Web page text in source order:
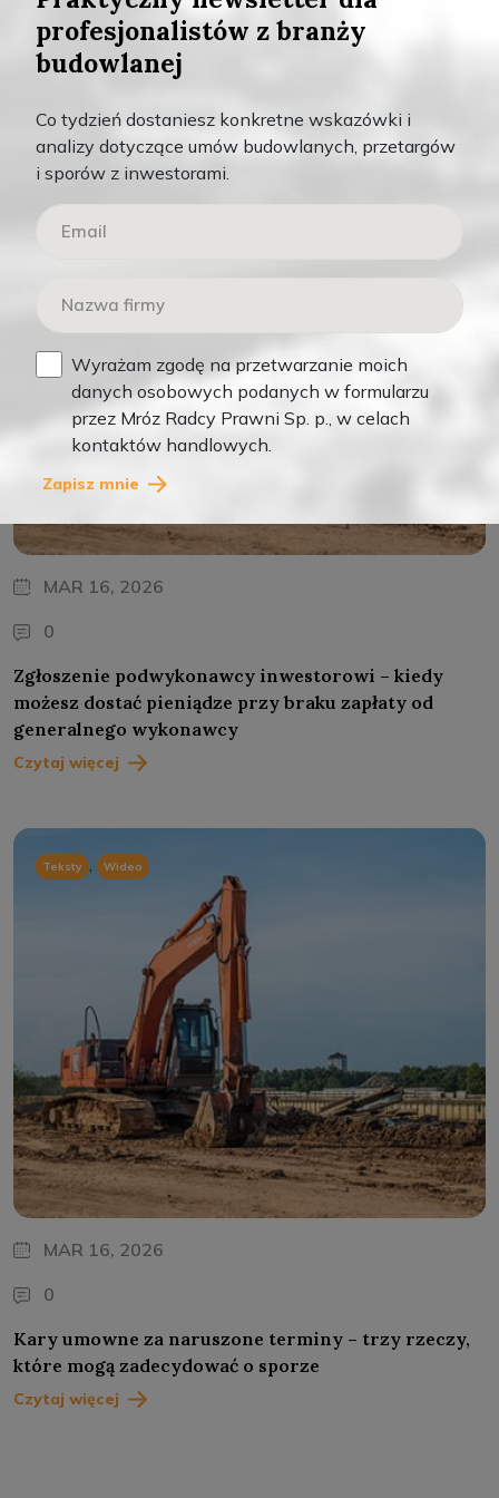
Miarkowanie kar umownych w praktyce sądowej
#220
Teksty , Wideo
MAR 16, 2026
0
Zgłoszenie podwykonawcy inwestorowi – kiedy
możesz dostać pieniądze przy braku zapłaty od
generalnego wykonawcy
Czytaj więcej
Teksty , Wideo
MAR 16, 2026
0
Kary umowne za naruszone terminy – trzy rzeczy,
które mogą zadecydować o sporze
Czytaj więcej
profesjonalistów z branży
budowlanej
Co tydzień dostaniesz konkretne wskazówki i
analizy dotyczące umów budowlanych, przetargów
i sporów z inwestorami.
Wyrażam zgodę na przetwarzanie moich
danych osobowych podanych w formularzu
przez Mróz Radcy Prawni Sp. p., w celach
kontaktów handlowych.
Zapisz mnie